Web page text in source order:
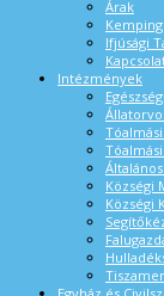
Árak
Kemping
Ifjúsági
Intézmények
Községi
Községi